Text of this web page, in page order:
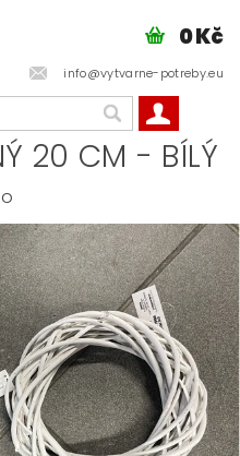
info@vytvarne-potreby.eu
0 Kč
20 CM - BÍLÝ